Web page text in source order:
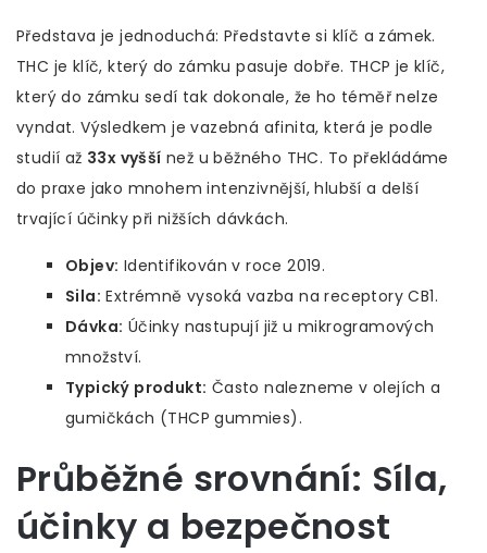
Představa je jednoduchá: Představte si klíč a zámek.
THC je klíč, který do zámku pasuje dobře. THCP je klíč,
který do zámku sedí tak dokonale, že ho téměř nelze
vyndat. Výsledkem je vazebná afinita, která je podle
studií až 33x vyšší než u běžného THC. To překládáme
do praxe jako mnohem intenzivnější, hlubší a delší
trvající účinky při nižších dávkách.
Objev: Identifikován v roce 2019.
Sila: Extrémně vysoká vazba na receptory CB1.
Dávka: Účinky nastupují již u mikrogramových
množství.
Typický produkt: Často nalezneme v olejích a
gumičkách (THCP gummies).
Průběžné srovnání: Síla,
účinky a bezpečnost